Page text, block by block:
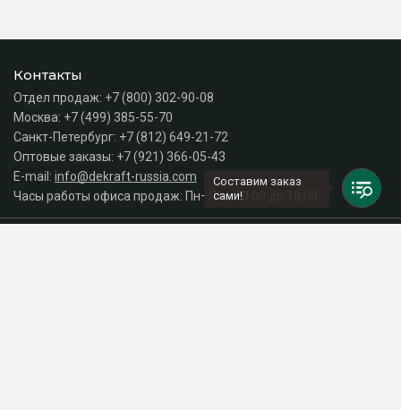
Контакты
Отдел продаж: +7 (800) 302-90-08
Москва: +7 (499) 385-55-70
Санкт-Петербург: +7 (812) 649-21-72
Оптовые заказы: +7 (921) 366-05-43
E-mail: info@dekraft-russia.com
Часы работы офиса продаж: Пн–Пт с 10:00 до 18:00
Составим заказ
сами!